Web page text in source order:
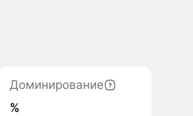
Доминирование
%